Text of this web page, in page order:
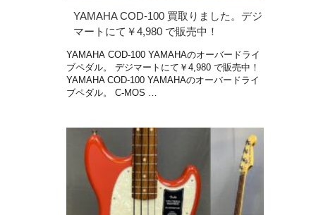
YAMAHA COD-100 買取りました。デジ
マートにて￥4,980 で販売中！
YAMAHA COD-100 YAMAHAのオーバードライ
ブペダル。 デジマートにて￥4,980 で販売中！
YAMAHA COD-100 YAMAHAのオーバードライ
ブペダル。 C-MOS …